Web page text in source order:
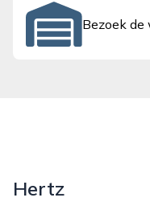
Bezoek de
Hertz